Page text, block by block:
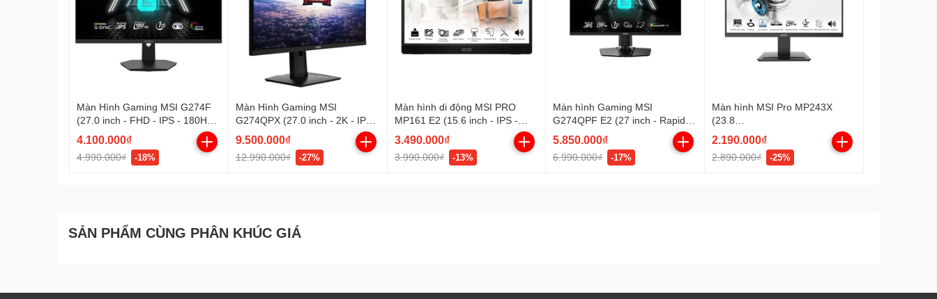
Màn Hình Gaming MSI G274F
(27.0 inch - FHD - IPS - 180Hz -
1ms - GSync - AutoHDR -
NightVision)
4.100.000₫
4.990.000₫ -18%
Màn Hình Gaming MSI
G274QPX (27.0 inch - 2K - IPS -
240Hz - 1ms - USB TypeC -
GSync - DisplayHDR400 -
NightVision)
9.500.000₫
12.990.000₫ -27%
Màn hình di động MSI PRO
MP161 E2 (15.6 inch - IPS -
FHD - 60Hz - 4ms)
3.490.000₫
3.990.000₫ -13%
Màn hình Gaming MSI
G274QPF E2 (27 inch - Rapid
IPS - 2K- 1ms - 180Hz)
5.850.000₫
6.990.000₫ -17%
Màn hình MSI Pro MP243X
(23.8
inch/FHD/IPS/100Hz/1ms/Loa)
2.190.000₫
2.890.000₫ -25%
SẢN PHẨM CÙNG PHÂN KHÚC GIÁ